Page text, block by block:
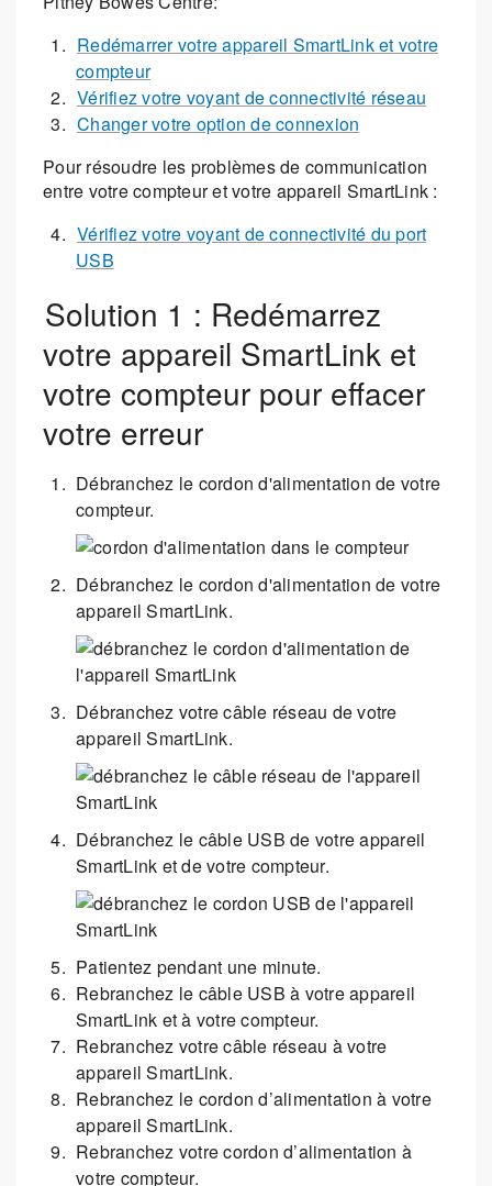
Redémarrer votre appareil SmartLink et votre
compteur
Vérifiez votre voyant de connectivité réseau
Changer votre option de connexion
Pour résoudre les problèmes de communication
entre votre compteur et votre appareil SmartLink :
Vérifiez votre voyant de connectivité du port
USB
Solution 1 : Redémarrez
votre appareil SmartLink et
votre compteur pour effacer
votre erreur
Débranchez le cordon d'alimentation de votre
compteur.
Débranchez le cordon d'alimentation de votre
appareil SmartLink.
Débranchez votre câble réseau de votre
appareil SmartLink.
Débranchez le câble USB de votre appareil
SmartLink et de votre compteur.
Patientez pendant une minute.
Rebranchez le câble USB à votre appareil
SmartLink et à votre compteur.
Rebranchez votre câble réseau à votre
appareil SmartLink.
Rebranchez le cordon d’alimentation à votre
appareil SmartLink.
Rebranchez votre cordon d’alimentation à
votre compteur.